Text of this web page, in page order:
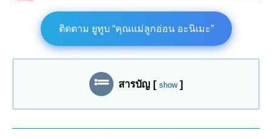
ติดตาม ยูทูบ “คุณแม่ลูกอ่อน อะนิเมะ”
สารบัญ [ show ]